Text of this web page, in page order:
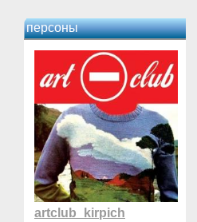
персоны
artclub_kirpich